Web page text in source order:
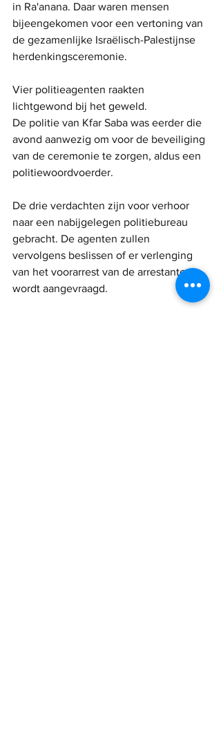
in Ra'anana. Daar waren mensen
bijeengekomen voor een vertoning van
de gezamenlijke Israëlisch-Palestijnse
herdenkingsceremonie.
Vier politieagenten raakten
lichtgewond bij het geweld.
De politie van Kfar Saba was eerder die
avond aanwezig om voor de beveiliging
van de ceremonie te zorgen, aldus een
politiewoordvoerder.
De drie verdachten zijn voor verhoor
naar een nabijgelegen politiebureau
gebracht. De agenten zullen
vervolgens beslissen of er verlenging
van het voorarrest van de arrestanten
wordt aangevraagd.